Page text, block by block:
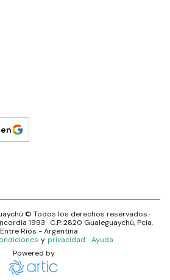
© Todos los derechos reservados.·
1993 · C.P.2820 Gualeguaychú, Pcia.
Entre Ríos - Argentina
y privacidad · Ayuda
Powered by